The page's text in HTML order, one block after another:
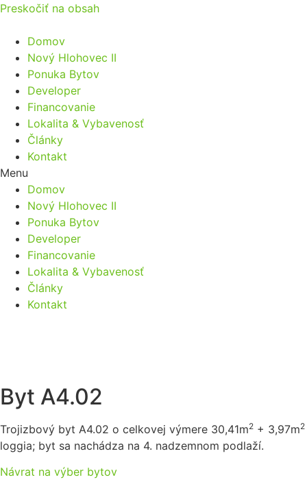
Preskočiť na obsah
Domov
Nový Hlohovec II
Ponuka Bytov
Developer
Financovanie
Lokalita & Vybavenosť
Články
Kontakt
Menu
Domov
Nový Hlohovec II
Ponuka Bytov
Developer
Financovanie
Lokalita & Vybavenosť
Články
Kontakt
Byt A4.02
Trojizbový byt A4.02 o celkovej výmere 30,41m2 + 3,97m2
loggia; byt sa nachádza na 4. nadzemnom podlaží.
Návrat na výber bytov